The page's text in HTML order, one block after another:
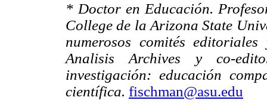
* Doctor en Educación.
College de la Arizona State
numerosos comités
Analisis Archives y co-
investigación: educación
científica. fischman@asu.edu